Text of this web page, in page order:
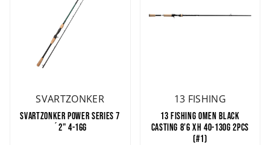
SVARTZONKER
SVARTZONKER POWER SERIES 7
´2" 4-16G
13 FISHING
13 FISHING OMEN BLACK
CASTING 8'6 XH 40-130G 2PCS
(#1)